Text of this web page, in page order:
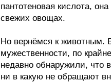
пантотеновая кислота,
свежих овощах.
Но вернёмся к животным.
мужественности, по
недавно обнаружили, что
ни в какую не обращают